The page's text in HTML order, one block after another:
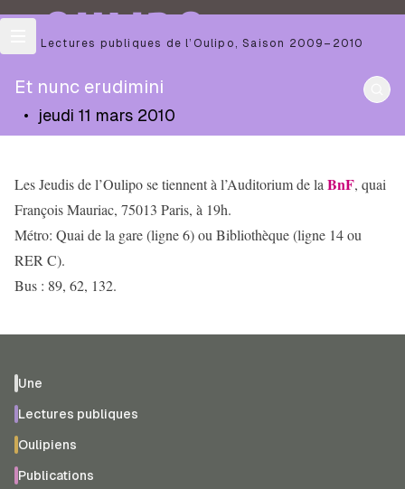
OULIPO
Les Lectures publiques de l’Oulipo ,Saison 2009–2010
Et nunc erudimini
• jeudi 11 mars 2010
Les Jeudis de l’Oulipo se tiennent à l’Auditorium de la BnF, quai
François Mauriac, 75013 Paris, à 19h.
Métro: Quai de la gare (ligne 6) ou Bibliothèque (ligne 14 ou
RER C).
Bus : 89, 62, 132.
Une
Lectures publiques
Oulipiens
Publications